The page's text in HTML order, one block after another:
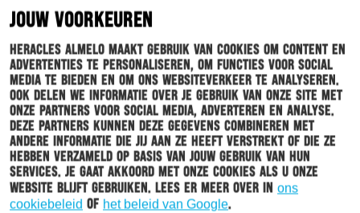
JOUW VOORKEUREN
Heracles Almelo maakt gebruik van cookies om content en
advertenties te personaliseren, om functies voor social
media te bieden en om ons websiteverkeer te analyseren.
Ook delen we informatie over je gebruik van onze site met
onze partners voor social media, adverteren en analyse.
Deze partners kunnen deze gegevens combineren met
andere informatie die jij aan ze heeft verstrekt of die ze
hebben verzameld op basis van jouw gebruik van hun
services. Je gaat akkoord met onze cookies als u onze
website blijft gebruiken. Lees er meer over in ons
cookiebeleid of het beleid van Google.
WEDSTRIJD 21-10-2019
HERACLES ALMELO 2 VERLIEST VAN FC
GRONINGEN 2